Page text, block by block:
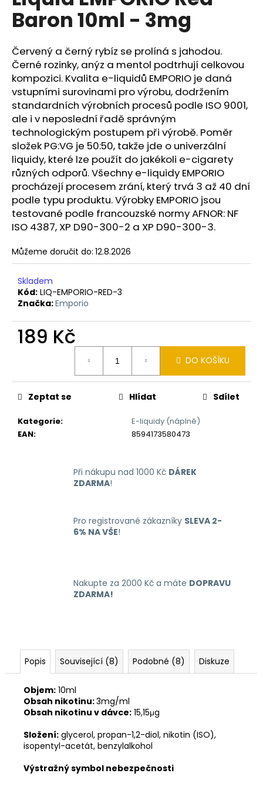
0,0
hvězdiček.
Baron 10ml - 3mg
Červený a černý rybíz se prolíná s jahodou.
Černé rozinky, anýz a mentol podtrhují celkovou
kompozici. Kvalita e-liquidů EMPORIO je daná
vstupními surovinami pro výrobu, dodržením
standardních výrobních procesů podle ISO 9001,
ale i v neposlední řadě správným
technologickým postupem při výrobě. Poměr
složek PG:VG je 50:50, takže jde o univerzální
liquidy, které lze použít do jakékoli e-cigarety
různých odporů. Všechny e-liquidy EMPORIO
procházejí procesem zrání, který trvá 3 až 40 dní
podle typu produktu. Výrobky EMPORIO jsou
testované podle francouzské normy AFNOR: NF
ISO 4387, XP D90-300-2 a XP D90-300-3.
Můžeme doručit do: 12.8.2026
Skladem
Kód: LIQ-EMPORIO-RED-3
Značka:Emporio
189 Kč
DO KOŠÍKU
Kategorie:
E-liquidy (náplně)
EAN: 8594173580473
Zeptat se Hlídat Sdílet
Při nákupu nad 1000 Kč DÁREK
ZDARMA!
Pro registrované zákazníky SLEVA 2-
6% NA VŠE!
Nakupte za 2000 Kč a máte DOPRAVU
ZDARMA!
Popis Související (8) Podobné (8) Diskuze
Objem: 10ml
Obsah nikotinu:3mg/ml
Obsah nikotinu v dávce: 15,15μg
Složení: glycerol, propan-1,2-diol, nikotin (ISO),
isopentyl-acetát, benzylalkohol
Výstražný symbol nebezpečnosti
a
j
í
t
?
HLEDAT
D
o
p
o
u
č
u
e
m
e
MAX
STRAWBERRY
10ML-
168
Kč